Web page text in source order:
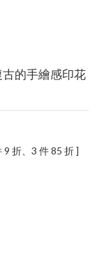
的手繪感印花
9 折、3 件 85 折 ]